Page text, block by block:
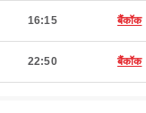
16:15 बैंकॉक
22:50 बैंकॉक